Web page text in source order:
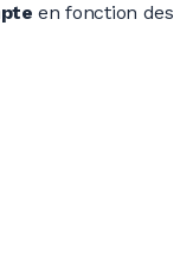
en fonction des